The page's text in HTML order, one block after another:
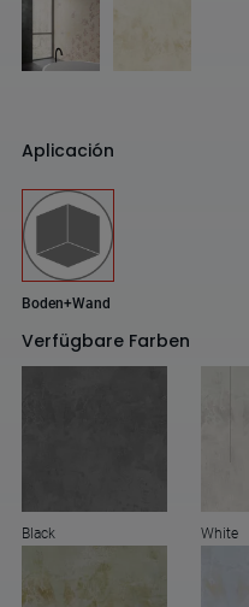
Aplicación
Boden+Wand
Verfügbare Farben
Black White